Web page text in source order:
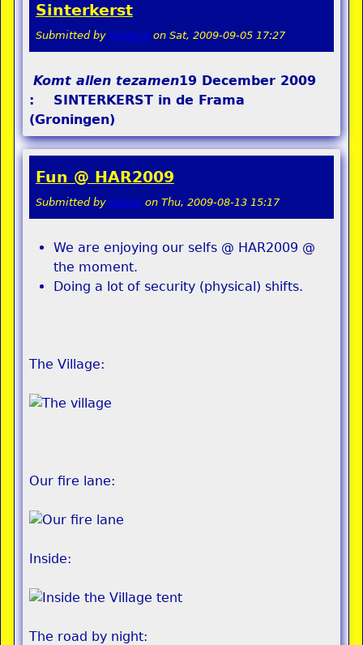
Sinterkerst
Submitted by Velasca on Sat, 2009-09-05 17:27
Komt allen tezamen19 December 2009
: SINTERKERST in de Frama
(Groningen)
Fun @ HAR2009
Submitted by pokon on Thu, 2009-08-13 15:17
We are enjoying our selfs @ HAR2009 @
the moment.
Doing a lot of security (physical) shifts.
The Village:
Our fire lane:
Inside:
The road by night: